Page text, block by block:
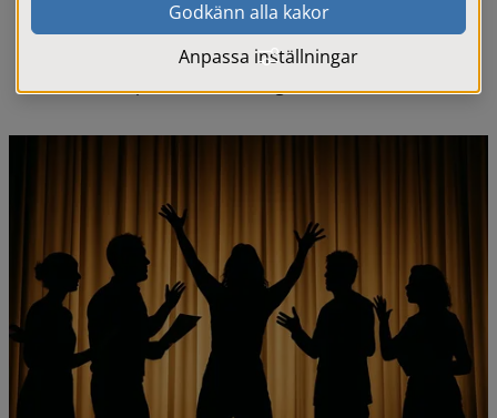
Ölmestad Reftele Amatörteaterförening
Anderstorps Teaterförening
Godkänn alla kakor
Anpassa inställningar